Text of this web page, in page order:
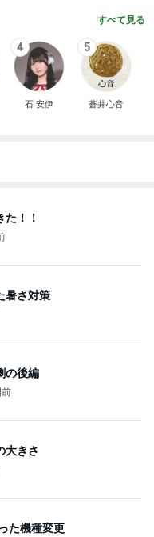
すべて見る
4
石 安伊
5
蒼井心音
！！
暑さ対策
の後編
大きさ
た機種変更